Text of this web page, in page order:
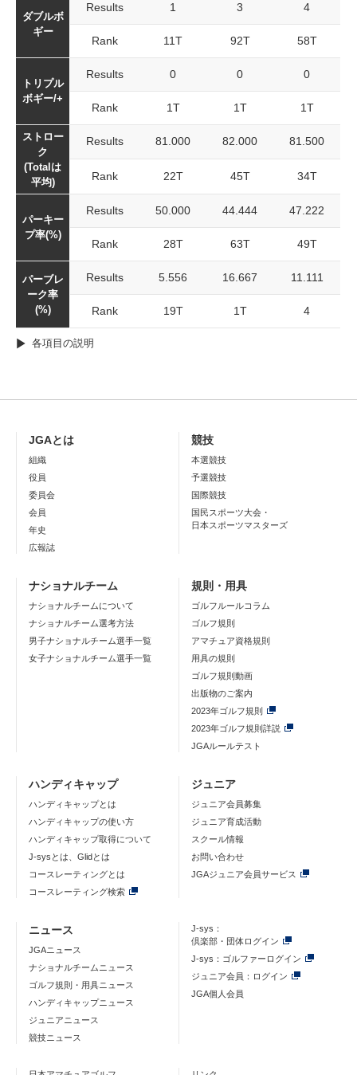
ダブルボ
ギー
Results 1 3 4
Rank 11T 92T 58T
トリプル
ボギー/+
Results 0 0 0
Rank 1T 1T 1T
ストロー
ク
(Totalは
平均)
Results 81.000 82.000 81.500
Rank 22T 45T 34T
パーキー
プ率(%)
Results 50.000 44.444 47.222
Rank 28T 63T 49T
パーブレ
ーク率
(%)
Results 5.556 16.667 11.111
Rank 19T 1T 4
各項目の説明
JGAとは
組織
役員
委員会
会員
年史
広報誌
競技
本選競技
予選競技
国際競技
国民スポーツ大会・
日本スポーツマスターズ
ナショナルチーム
ナショナルチームについて
ナショナルチーム選考方法
男子ナショナルチーム選手一覧
女子ナショナルチーム選手一覧
規則・用具
ゴルフルールコラム
ゴルフ規則
アマチュア資格規則
用具の規則
ゴルフ規則動画
出版物のご案内
2023年ゴルフ規則
2023年ゴルフ規則詳説
JGAルールテスト
ハンディキャップ
ハンディキャップとは
ハンディキャップの使い方
ハンディキャップ取得について
J-sysとは、Glidとは
コースレーティングとは
コースレーティング検索
ジュニア
ジュニア会員募集
ジュニア育成活動
スクール情報
お問い合わせ
JGAジュニア会員サービス
ニュース
JGAニュース
ナショナルチームニュース
ゴルフ規則・用具ニュース
ハンディキャップニュース
ジュニアニュース
競技ニュース
J-sys：
倶楽部・団体ログイン
J-sys：ゴルファーログイン
ジュニア会員：ログイン
JGA個人会員